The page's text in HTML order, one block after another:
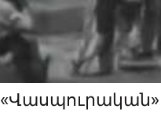
«Վասպուրական»